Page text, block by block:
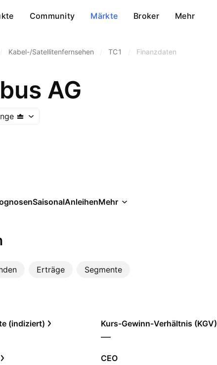
Community Märkte Broker Mehr
Kabel-/Satellitenfernsehen TC1 Finanzdaten
AG
SaisonalAnleihenMehr
Erträge Segmente
(indiziert) Kurs-Gewinn-Verhältnis (KGV)
—
CEO